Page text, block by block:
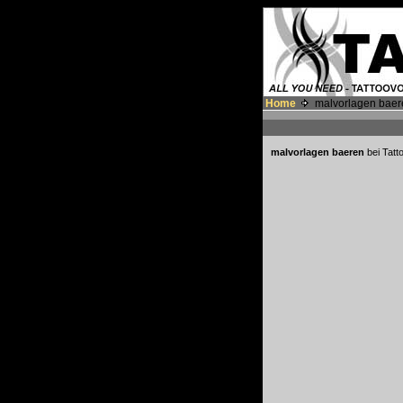
Home malvorlagen
malvorlagen baeren bei